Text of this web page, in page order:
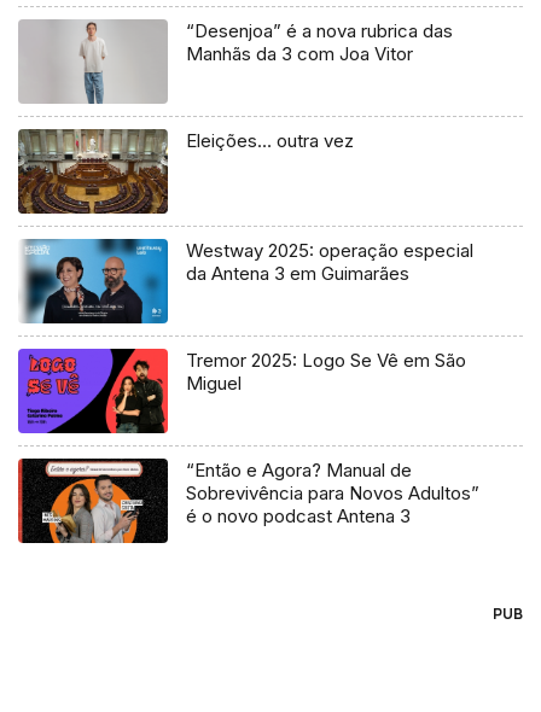
“Desenjoa” é a nova rubrica das
Manhãs da 3 com Joa Vitor
Eleições… outra vez
Westway 2025: operação especial
da Antena 3 em Guimarães
Tremor 2025: Logo Se Vê em São
Miguel
“Então e Agora? Manual de
Sobrevivência para Novos Adultos”
é o novo podcast Antena 3
PUB